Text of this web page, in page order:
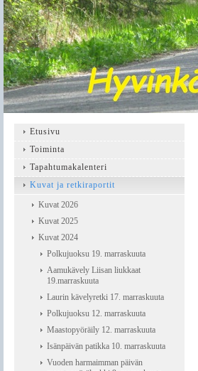
Etusivu
Toiminta
Tapahtumakalenteri
Kuvat ja retkiraportit
Kuvat 2026
Kuvat 2025
Kuvat 2024
Polkujuoksu 19. marraskuuta
Aamukävely Liisan liukkaat
19.marraskuuta
Laurin kävelyretki 17. marraskuuta
Polkujuoksu 12. marraskuuta
Maastopyöräily 12. marraskuuta
Isänpäivän patikka 10. marraskuuta
Vuoden harmaimman päivän